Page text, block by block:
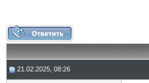
21.02.2025, 08:26